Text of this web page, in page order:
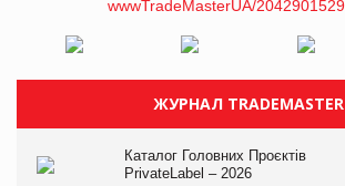
ЖУРНАЛ TRADEMASTER
Каталог Головних Проєктів
PrivateLabel – 2026